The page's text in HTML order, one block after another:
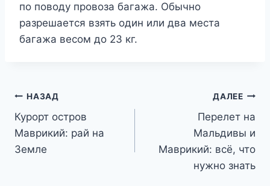
по поводу провоза багажа. Обычно
разрешается взять один или два места
багажа весом до 23 кг.
Навигация
по
записям
НАЗАД
Курорт остров
Маврикий: рай на
Земле
ДАЛЕЕ
Перелет на
Мальдивы и
Маврикий: всё, что
нужно знать